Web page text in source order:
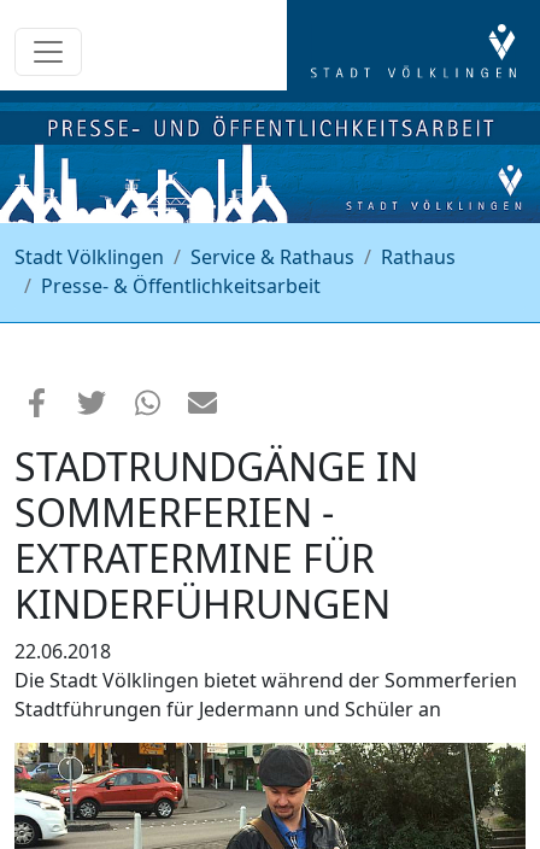
Stadt Völklingen Service & Rathaus
Rathaus
Presse- & Öffentlichkeitsarbeit
STADTRUNDGÄNGE IN
SOMMERFERIEN -
EXTRATERMINE FÜR
KINDERFÜHRUNGEN
22.06.2018
Die Stadt Völklingen bietet während der Sommerferien
Stadtführungen für Jedermann und Schüler an